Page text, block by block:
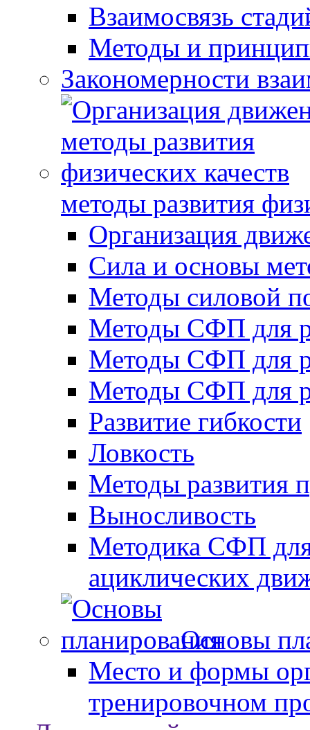
Взаимосвязь
Методы и
Закономерности
методы развития
Организация
Сила и основы
Методы силовой
Методы СФП для
Методы СФП для
Методы СФП для
Развитие гибкости
Ловкость
Методы развития
Выносливость
Методика СФП для
ациклических
Основы
Место и формы
тренировочном